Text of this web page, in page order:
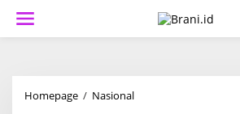
i
Homepage / Nasional